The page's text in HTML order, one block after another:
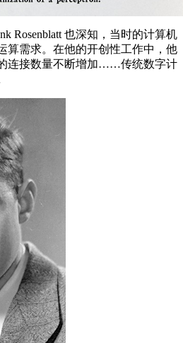
也深知，当时的计算机
算需求。在他的开创性工作中，他
连接数量不断增加……传统数字计